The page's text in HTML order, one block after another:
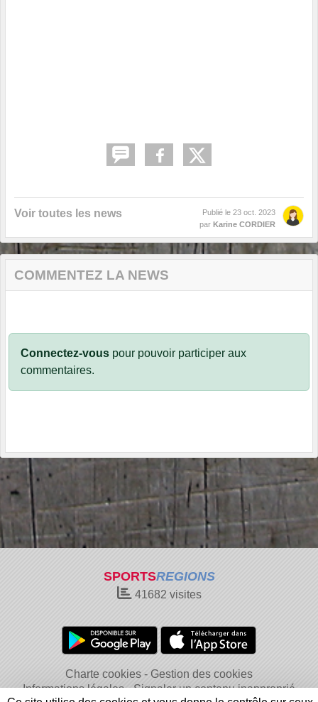
Voir toutes les news Publié le 23 oct. 2023
par Karine CORDIER
COMMENTEZ LA NEWS
Connectez-vous pour pouvoir participer aux
commentaires.
SPORTSREGIONS
41682 visites
Charte cookies
Gestion des cookies
Informations légales
Signaler un contenu inapproprié